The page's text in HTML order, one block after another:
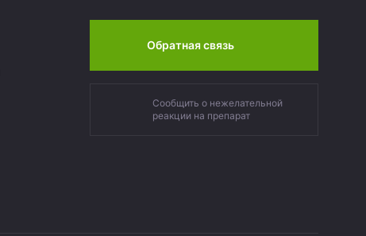
Обратная связь
Сообщить о нежелательной
реакции на препарат